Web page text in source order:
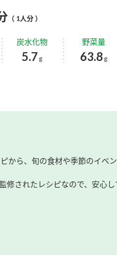
（ 1人分 ）
炭水化物
5.7 g
野菜量
63.8 g
から、旬の食材や季節のイベ
されたレシピなので、安心し